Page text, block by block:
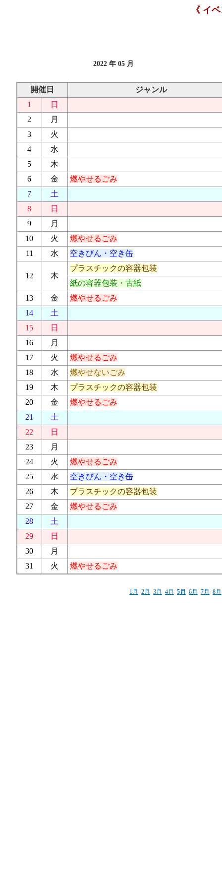
《 イ
2022 年 05 月
開催日
ジャンル
1
日
2
月
3
火
4
水
5
木
6
金
燃やせるごみ
7
土
8
日
9
月
10
火
燃やせるごみ
11
水 空きびん・空き缶
12 木
プラスチックの容器包装
紙の容器包装・古紙
13
金
燃やせるごみ
14
土
15
日
16
月
17
火
燃やせるごみ
18
水
燃やせないごみ
19
木
プラスチックの容器包装
20
金
燃やせるごみ
21
土
22
日
23
月
24
火
燃やせるごみ
25
水
空きびん・空き缶
26
木
プラスチックの容器包装
27
金
燃やせるごみ
28
土
29
日
30
月
31
火 燃やせるごみ
1月 2月 3月 4月 5月 6月 7月 8月